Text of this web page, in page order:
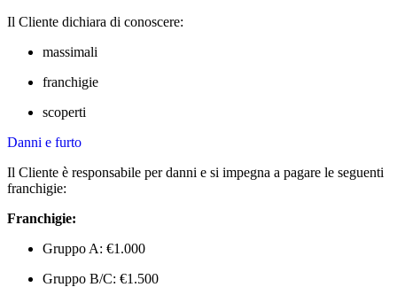
Il Cliente dichiara di conoscere:
massimali
franchigie
scoperti
Danni e furto
Il Cliente è responsabile per danni e si impegna a pagare le seguenti
franchigie:
Franchigie:
Gruppo A: €1.000
Gruppo B/C: €1.500